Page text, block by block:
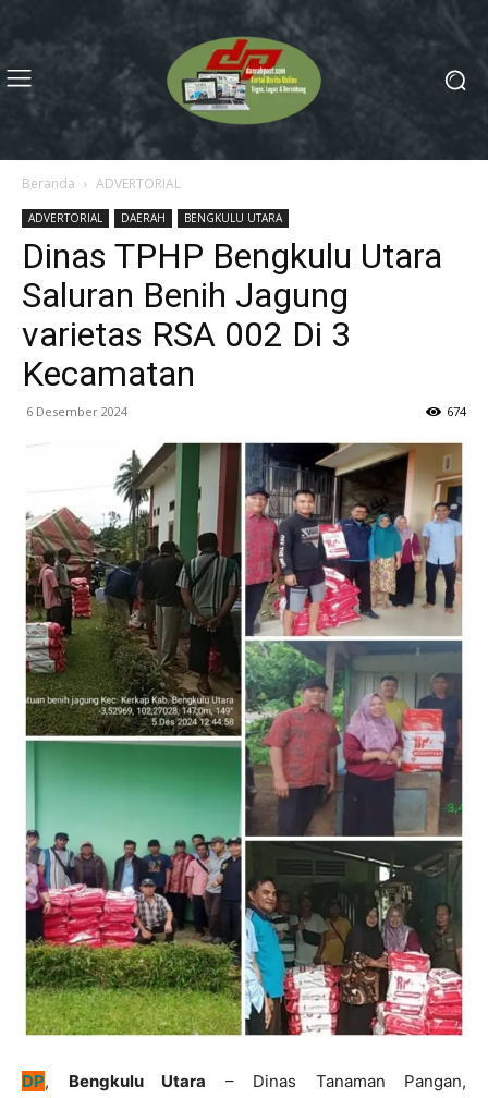
Beranda ADVERTORIAL
ADVERTORIAL DAERAH BENGKULU UTARA
Dinas TPHP Bengkulu Utara
Saluran Benih Jagung
varietas RSA 002 Di 3
Kecamatan
6 Desember 2024 674
DP, Bengkulu Utara – Dinas Tanaman Pangan,